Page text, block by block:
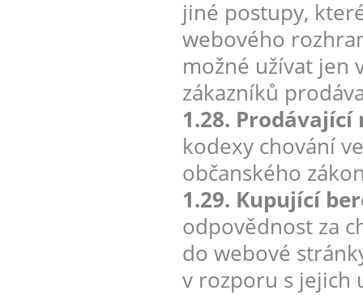
jiné postupy,
webového
možné užívat jen
zákazníků
1.28.
kodexy chování
občanského
1.29. Kupující
odpovědnost za
do webové
v rozporu s jejich